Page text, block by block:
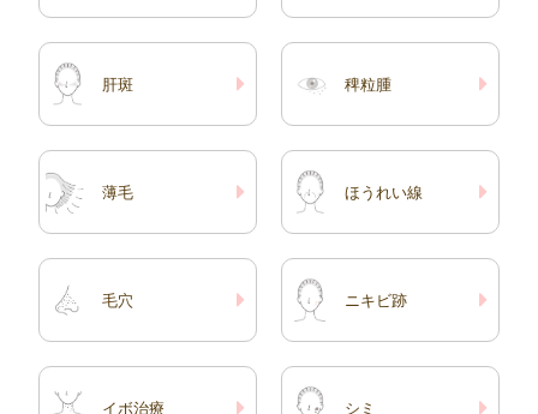
肝斑 稗粒腫
薄毛 ほうれい線
毛穴 ニキビ跡
イボ治療 シミ